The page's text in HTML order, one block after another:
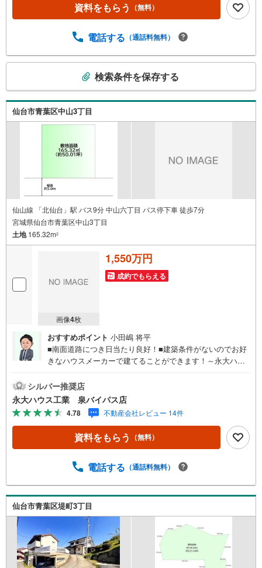
合 現地お待ち合わせでのご案内も対応可能
資料をもらう （無料）
電話する （通話料無料）
検
索
条
受
け
取
る
・
を
存
す
る
検索条件を保存する
仙台市青葉区中山3丁目
仙山線 「北仙台」駅 バス9分 中山六丁目 バス停下車 徒歩7分
宮城県仙台市青葉区中山3丁目
土地165.32m2
画像4枚
1,550万円
成約でもらえる
おすすめポイント 小田嶋 将平
■南面道路につき日当たり良好！■建築条件がないのでお好
きなハウスメーカーで建てることができます！～永大ハウ
中！こちらでは当社の強みを大きく2つに分けてご紹介！1.
＜豊富な不動産知識＞戸建・マンション・土地...と種別を
問わず不動産を取り扱っております。更に教育施設や商業
施設、子育て環境や行政などの地域情報を総合し、お客様
により良い物件選びをして頂けるよう、しっかりとサポー
トさせて頂きます。2.＜経験豊富なスタッフ＞当社では
関する様々なご質問はもちろん、ご購入時に気になる住宅
す。各店舗ではキッズスペースも完備！お子様連れのご家
族様で是非お越しください。営業時間:10:00～18:00（定休
日火・水曜日※店舗により変動あり）現地のご案内も可能で
すので、どうぞお気軽にお問い合わせください！
シルバー推奨店
永大ハウス工業 泉バイパス店
4.78 不動産会社レビュー 14件
資料をもらう （無料）
電話する （通話料無料）
仙台市青葉区堤町3丁目